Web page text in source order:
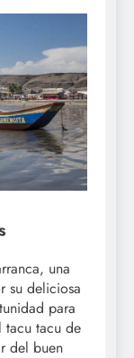
una
su deliciosa
para
tacu tacu de
del buen